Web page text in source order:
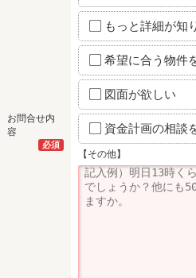
お問合せ内
容
必須
もっと詳細が知
希望に合う物件
図面が欲しい
資金計画の相談
【その他】